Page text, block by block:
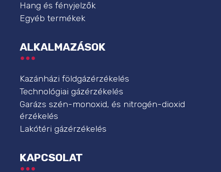
Hang és fényjelzők
Egyéb termékek
ALKALMAZÁSOK
Kazánházi földgázérzékelés
Technológiai gázérzékelés
Garázs szén-monoxid, és nitrogén-dioxid
érzékelés
Lakótéri gázérzékelés
KAPCSOLAT